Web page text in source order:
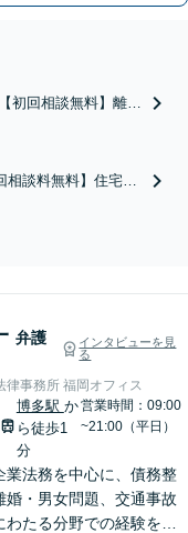
【初回相談無料】離婚
た解決案をご提案し
可】
相談料無料】住宅・
全国対応可】豊富な
ピーディーに相続手
お手伝いします【取
績2000件以上】
弁護
インタビューを見
る
律事務所 福岡オフィス
博多駅 か
ら徒歩1
分
営業時間：09:00
~21:00（平日）
業法務を中心に、債務整
婚・男女問題、交通事故
たる分野での経験を積